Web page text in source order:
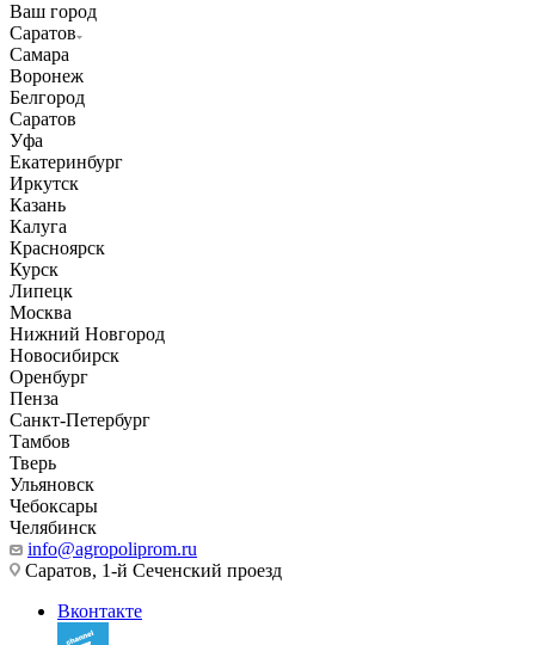
Ваш город
Саратов
Самара
Воронеж
Белгород
Саратов
Уфа
Екатеринбург
Иркутск
Казань
Калуга
Красноярск
Курск
Липецк
Москва
Нижний Новгород
Новосибирск
Оренбург
Пенза
Санкт-Петербург
Тамбов
Тверь
Ульяновск
Чебоксары
Челябинск
info@agropoliprom.ru
Саратов, 1-й Сеченский проезд
Вконтакте